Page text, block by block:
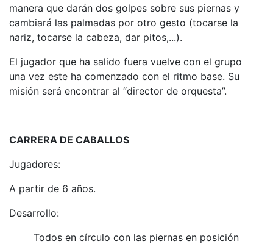
manera que darán dos golpes sobre sus piernas y
cambiará las palmadas por otro gesto (tocarse la
nariz, tocarse la cabeza, dar pitos,...).
El jugador que ha salido fuera vuelve con el grupo
una vez este ha comenzado con el ritmo base. Su
misión será encontrar al “director de orquesta”.
CARRERA DE CABALLOS
Jugadores:
A partir de 6 años.
Desarrollo:
Todos en círculo con las piernas en posición